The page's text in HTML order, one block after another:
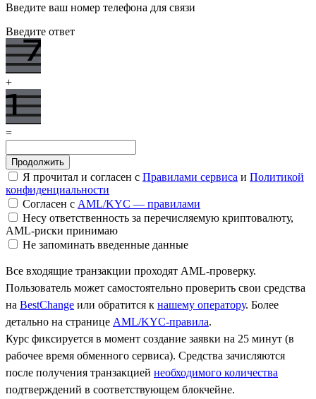
Введите ваш номер телефона для связи
Введите ответ
+
=
Я прочитал и согласен с Правилами сервиса и Политикой
конфиденциальности
Согласен с AML/KYC — правилами
Несу ответственность за перечисляемую криптовалюту,
AML-риски принимаю
Не запоминать введенные данные
Все входящие транзакции проходят AML-проверку.
Пользователь может самостоятельно проверить свои средства
на BestChange или обратится к нашему оператору. Более
детально на странице AML/KYC-правила.
Курс фиксируется в момент создание заявки на 25 минут (в
рабочее время обменного сервиса). Средства зачисляются
после получения транзакцией необходимого количества
подтверждений в соответствующем блокчейне.